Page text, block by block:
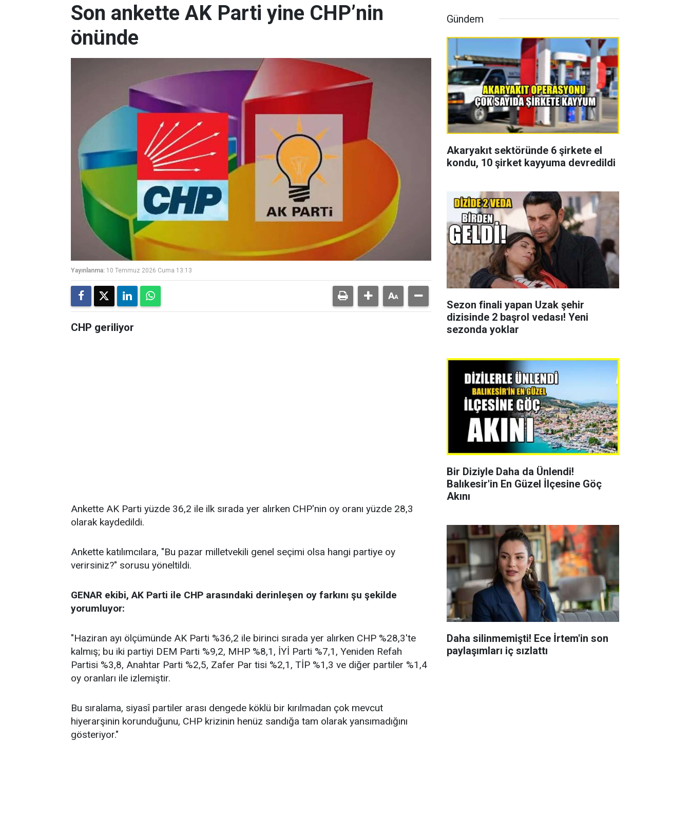
Son ankette AK Parti yine CHP’nin
önünde
Yayınlanma: 10 Temmuz 2026 Cuma 13:13
CHP geriliyor
Ankette AK Parti yüzde 36,2 ile ilk sırada yer alırken CHP'nin oy oranı yüzde 28,3
olarak kaydedildi.
Ankette katılımcılara, "Bu pazar milletvekili genel seçimi olsa hangi partiye oy
verirsiniz?" sorusu yöneltildi.
GENAR ekibi, AK Parti ile CHP arasındaki derinleşen oy farkını şu şekilde
yorumluyor:
"Haziran ayı ölçümünde AK Parti %36,2 ile birinci sırada yer alırken CHP %28,3'te
kalmış; bu iki partiyi DEM Parti %9,2, MHP %8,1, İYİ Parti %7,1, Yeniden Refah
Partisi %3,8, Anahtar Parti %2,5, Zafer Par tisi %2,1, TİP %1,3 ve diğer partiler %1,4
oy oranları ile izlemiştir.
Bu sıralama, siyasî partiler arası dengede köklü bir kırılmadan çok mevcut
hiyerarşinin korunduğunu, CHP krizinin henüz sandığa tam olarak yansımadığını
gösteriyor."
Gündem
Akaryakıt sektöründe 6 şirkete el
kondu, 10 şirket kayyuma devredildi
Sezon finali yapan Uzak şehir
dizisinde 2 başrol vedası! Yeni
sezonda yoklar
Bir Diziyle Daha da Ünlendi!
Balıkesir'in En Güzel İlçesine Göç
Akını
Daha silinmemişti! Ece İrtem'in son
paylaşımları iç sızlattı